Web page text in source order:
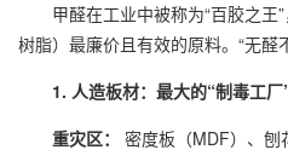
甲醛在工业中被称为“百胶之王”
树脂）最廉价且有效的原料。“无醛
1. 人造板材：最大的“制毒工厂
重灾区：
密度板（MDF）、刨